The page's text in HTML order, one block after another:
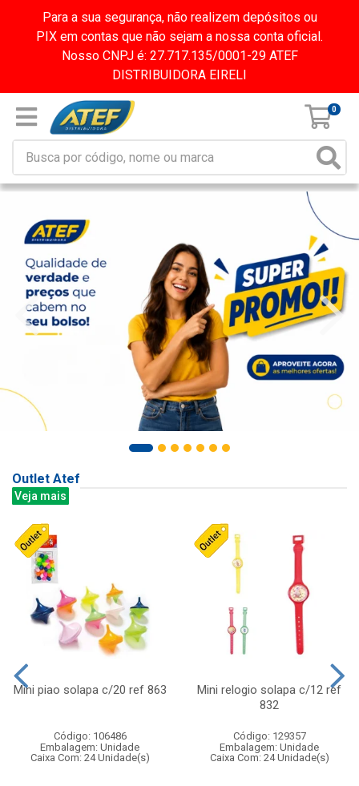
Para a sua segurança, não realizem depósitos ou
PIX em contas que não sejam a nossa conta oficial.
Nosso CNPJ é: 27.717.135/0001-29 ATEF
DISTRIBUIDORA EIRELI
0
Outlet Atef
Veja mais
Mini piao solapa c/20 ref 863
Código: 106486
Embalagem: Unidade
Caixa Com: 24 Unidade(s)
Mini relogio solapa c/12 ref
832
Código: 129357
Embalagem: Unidade
Caixa Com: 24 Unidade(s)